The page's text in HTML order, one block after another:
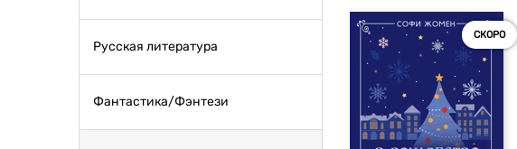
Русская литература
Фантастика/Фэнтези
СКОРО